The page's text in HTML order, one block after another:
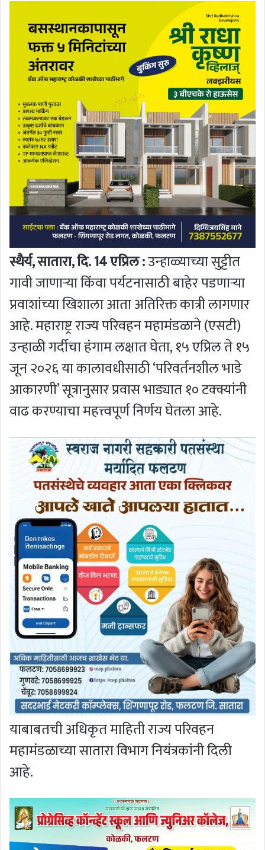
स्थैर्य, सातारा, दि. 14 एप्रिल :उन्हाळ्याच्या सुट्टीत
गावी जाणाऱ्या किंवा पर्यटनासाठी बाहेर पडणाऱ्या
प्रवाशांच्या खिशाला आता अतिरिक्त कात्री लागणार
आहे. महाराष्ट्र राज्य परिवहन महामंडळाने (एसटी)
उन्हाळी गर्दीचा हंगाम लक्षात घेता, १५ एप्रिल ते १५
जून २०२६ या कालावधीसाठी ‘परिवर्तनशील भाडे
आकारणी’ सूत्रानुसार प्रवास भाड्यात १० टक्क्यांनी
वाढ करण्याचा महत्त्वपूर्ण निर्णय घेतला आहे.
याबाबतची अधिकृत माहिती राज्य परिवहन
महामंडळाच्या सातारा विभाग नियंत्रकांनी दिली
आहे.